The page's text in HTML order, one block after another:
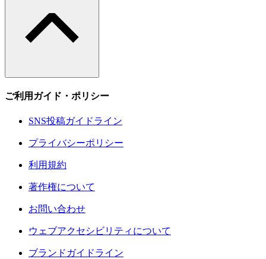
ご利用ガイド・ポリシー
SNS投稿ガイドライン
プライバシーポリシー
利用規約
著作権について
お問い合わせ
ウェブアクセシビリティについて
ブランドガイドライン